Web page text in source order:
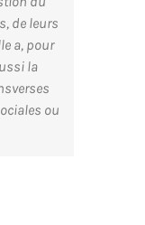
de leurs
a, pour
la
ou